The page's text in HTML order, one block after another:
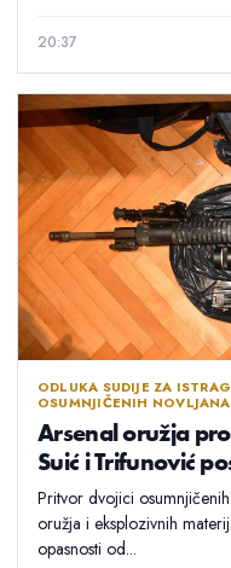
20:37
ODLUKA SUDIJE ZA
OSUMNJIČENIH NOVLJANA
Arsenal oružja
Suić i Trifunović
Pritvor dvojici
oružja i eksplozivnih
opasnosti od...